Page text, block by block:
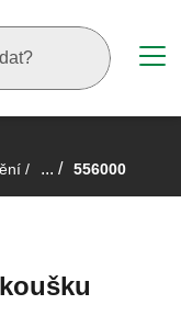
/ ... / 556000